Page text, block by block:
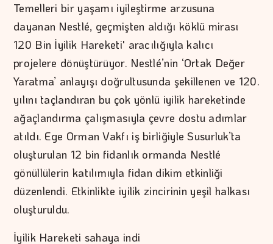
Temelleri bir yaşamı iyileştirme arzusuna
dayanan Nestlé, geçmişten aldığı köklü mirası
120 Bin İyilik Hareketi' aracılığıyla kalıcı
projelere dönüştürüyor. Nestlé’nin ‘Ortak Değer
Yaratma’ anlayışı doğrultusunda şekillenen ve 120.
yılını taçlandıran bu çok yönlü iyilik hareketinde
ağaçlandırma çalışmasıyla çevre dostu adımlar
atıldı. Ege Orman Vakfı iş birliğiyle Susurluk’ta
oluşturulan 12 bin fidanlık ormanda Nestlé
gönüllülerin katılımıyla fidan dikim etkinliği
düzenlendi. Etkinlikte iyilik zincirinin yeşil halkası
oluşturuldu.
İyilik Hareketi sahaya indi